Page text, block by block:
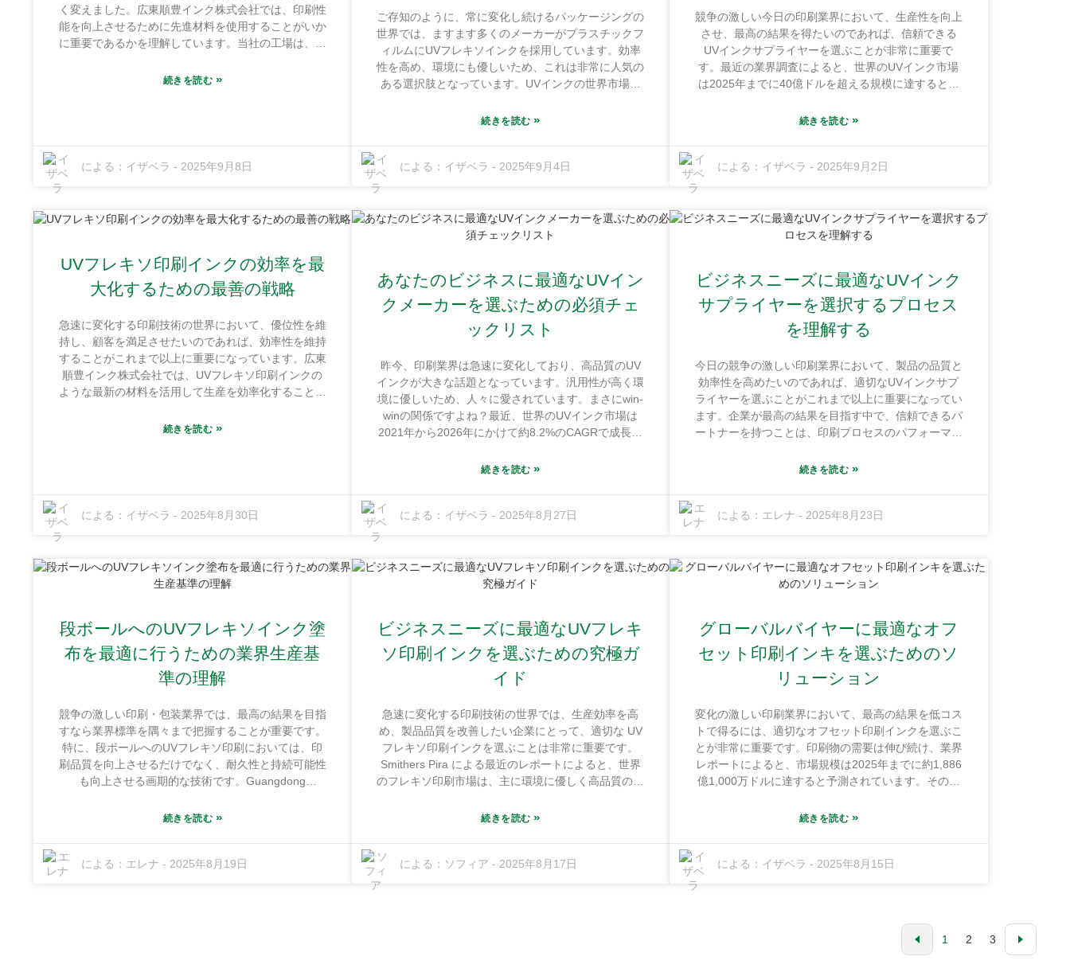
く変えました。広東順豊インク株式会社では、印刷性
能を向上させるために先進材料を使用することがいか
に重要であるかを理解しています。当社の工場は、永
にあり、敷地面積は1万平方メートルを超えていま
UVフレキソインクが印刷機の性能を変革する5つの説
得力のある理由を共有したいと思います。それはすべ
て、企業がより良い印刷品質を生み出し、より効率的
することです。UVフレキソインクが今日の印刷の世
探っていきましょう。
続きを読む »
による： イザベラ - 2025年9月8日
ご存知のように、常に変化し続けるパッケージングの
世界では、ますます多くのメーカーがプラスチックフ
ィルムにUVフレキソインクを採用しています。効率
性を高め、環境にも優しいため、これは非常に人気の
ある選択肢となっています。UVインクの世界市場は
うレポートを目にしたことがあります。これは驚くべ
めです。私たちGuangdong Shunfeng Ink Co., Ltd.
平方メートルを超える敷地面積を誇る当社の工場は、
プラスチックフィルム市場の独自のニーズを満たす革
は、見た目が良くなるだけではありません。企業の運
営を円滑にし、世界的な持続可能性の目標にも合致す
るものです。現代のパッケージング戦略を真剣に考え
ているなら、ぜひ検討すべき事項です。
続きを読む»
による： イザベラ - 2025年9月4日
競争の激しい今日の印刷業界において、生産性を向上
させ、最高の結果を得たいのであれば、信頼できる
UVインクサプライヤーを選ぶことが非常に重要で
す。最近の業界調査によると、世界のUVインク市場
は2025年までに40億ドルを超える規模に達すると予
に優しい印刷オプションを求め、様々な分野で新しい
に位置するGuangdong Shunfeng Ink Co., Ltd.です。
同社の施設は、広東省恵州市恵陽区にあり、10,000平
ーションは、単に立地が良いだけでなく、輸送が非常
に容易であるため、顧客への納品が迅速かつスムーズ
Shunfengは国際基準を満たす高品質のインクを提供
できます。同社のような評判の良い工場を選ぶこと
は、競争力を維持し、長期的に持続的に成長したい企
業にとって賢明な選択です。
続きを読む »
による： イザベラ - 2025年9月2日
UVフレキソ印刷インクの効率を最
大化するための最善の戦略
急速に変化する印刷技術の世界において、優位性を維
持し、顧客を満足させたいのであれば、効率性を維持
することがこれまで以上に重要になっています。広東
順豊インク株式会社では、UVフレキソ印刷インクの
ような最新の材料を活用して生産を効率化することが
場は、広東省恵州市恵陽区永湖鎮にある10,000平方メ
は、UVフレキソ印刷インクを最大限に活用するため
の実用的な戦略をいくつかご紹介します。印刷品質の
向上、廃棄物の削減、そしてコスト削減に役立つヒン
トやベストプラクティスをご紹介します。印刷プロセ
スに革命をもたらすかもしれないヒントやベストプラ
クティスをぜひお読み下さい。
続きを読む »
による： イザベラ - 2025年8月30日
あなたのビジネスに最適なUVイン
クメーカーを選ぶための必須チェ
ックリスト
昨今、印刷業界は急速に変化しており、高品質のUV
インクが大きな話題となっています。汎用性が高く環
境に優しいため、人々に愛されています。まさにwin-
winの関係ですよね？最近、世界のUVインク市場は
2021年から2026年にかけて約8.2%のCAGRで成長す
た。これはかなり堅調な成長であり、この分野に参入
戦略的な場所）に拠点を置く広東順豊インク株式会社
などの企業は、この高まる需要に応えるために懸命に
る工場を所有しており、革新的で高品質のUVインク
を供給するための設備が整っています。つまり、この
非常に重要になるということです。
続きを読む»
による： イザベラ - 2025年8月27日
ビジネスニーズに最適なUVインク
サプライヤーを選択するプロセス
を理解する
今日の競争の激しい印刷業界において、製品の品質と
効率性を高めたいのであれば、適切なUVインクサプ
ライヤーを選ぶことがこれまで以上に重要になってい
ます。企業が最高の結果を目指す中で、信頼できるパ
ートナーを持つことは、印刷プロセスのパフォーマン
豊インク株式会社は、その点で際立っています。当社
ルを超える広大な工場は、絶好の立地と輸送ルートへ
は、UVインクサプライヤーを選ぶ際に考慮すべき重
要な点と、適切なサプライヤーと提携することでビジ
続きを読む »
による： エレナ - 2025年8月23日
段ボールへのUVフレキソインク塗
布を最適に行うための業界生産基
準の理解
競争の激しい印刷・包装業界では、最高の結果を目指
すなら業界標準を隅々まで把握することが重要です。
特に、段ボールへのUVフレキソ印刷においては、印
刷品質を向上させるだけでなく、耐久性と持続可能性
も向上させる画期的な技術です。Guangdong
に開発された高品質のUVフレキソインクを提供する
は確固たる優位性を得ています。10,000平方メートル
続きを読む »
による： エレナ - 2025年8月19日
ビジネスニーズに最適なUVフレキ
ソ印刷インクを選ぶための究極ガ
イド
急速に変化する印刷技術の世界では、生産効率を高
め、製品品質を改善したい企業にとって、適切な UV
フレキソ印刷インクを選ぶことは非常に重要です。
Smithers Pira による最近のレポートによると、世界
のフレキソ印刷市場は、主に環境に優しく高品質の印
2026 年までに約 260 億ドルに達すると予想されてい
は、さまざまなニーズに合わせて適切なインクを選択
することがいかに重要であるかを完全に理解していま
続きを読む»
による： ソフィア - 2025年8月17日
グローバルバイヤーに最適なオフ
セット印刷インキを選ぶためのソ
リューション
変化の激しい印刷業界において、最高の結果を低コス
トで得るには、適切なオフセット印刷インクを選ぶこ
とが非常に重要です。印刷物の需要は伸び続け、業界
レポートによると、市場規模は2025年までに約1,886
億1,000万ドルに達すると予測されています。そのた
は、これまで以上に重要になっています。
Honghai Fine Chemical Industrial Baseにある当社の
施設は、10,000平方メートルを超える生産スペースを
の製造に注力しています。常に変化する市場におい
続きを読む »
による： イザベラ - 2025年8月15日
1 2 3